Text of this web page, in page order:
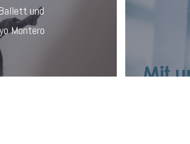
und
Montero